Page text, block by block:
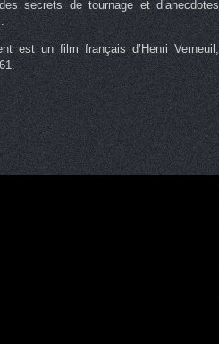
secrets de tournage et d’anecdotes
est un film français d’Henri Verneuil,